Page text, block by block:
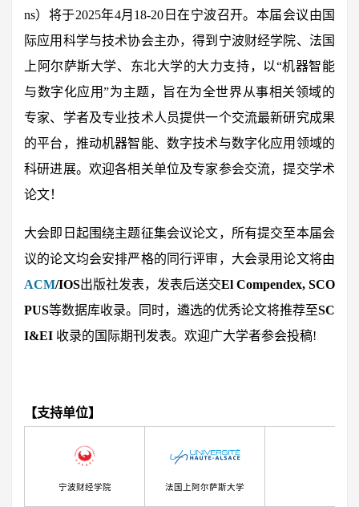
ns）将于2025年4月18-20日在宁波召开。本届会议由国
际应用科学与技术协会主办，得到宁波财经学院、法国
上阿尔萨斯大学、东北大学的大力支持，以“机器智能
与数字化应用”为主题，旨在为全世界从事相关领域的
专家、学者及专业技术人员提供一个交流最新研究成果
的平台，推动机器智能、数字技术与数字化应用领域的
科研进展。欢迎各相关单位及专家参会交流，提交学术
论文！
大会即日起围绕主题征集会议论文，所有提交至本届会
议的论文均会安排严格的同行评审，大会录用论文将由
ACM/IOS出版社发表，发表后送交El Compendex, SCO
PUS等数据库收录。同时，遴选的优秀论文将推荐至SC
I&EI 收录的国际期刊发表。欢迎广大学者参会投稿!
【支持单位】
宁波财经学院 法国上阿尔萨斯大学